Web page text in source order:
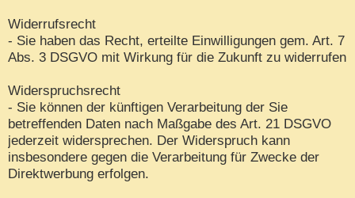
Widerrufsrecht
- Sie haben das Recht, erteilte Einwilligungen gem. Art. 7
Abs. 3 DSGVO mit Wirkung für die Zukunft zu widerrufen
Widerspruchsrecht
- Sie können der künftigen Verarbeitung der Sie
betreffenden Daten nach Maßgabe des Art. 21 DSGVO
jederzeit widersprechen. Der Widerspruch kann
insbesondere gegen die Verarbeitung für Zwecke der
Direktwerbung erfolgen.